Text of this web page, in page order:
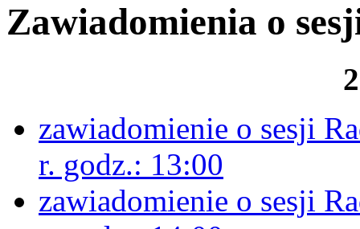
Zawiadomienia o
zawiadomienie o sesji
r. godz.: 13:00
zawiadomienie o sesji